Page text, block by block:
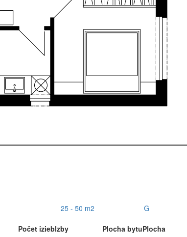
25 - 50 m2 G
Počet iziebIzby Plocha bytuPlocha